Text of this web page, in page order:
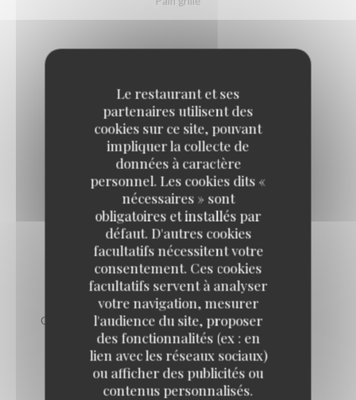
Le restaurant et ses
partenaires utilisent des
cookies sur ce site, pouvant
impliquer la collecte de
données à caractère
personnel. Les cookies dits «
nécessaires » sont
obligatoires et installés par
défaut. D'autres cookies
facultatifs nécessitent votre
consentement. Ces cookies
facultatifs servent à analyser
votre navigation, mesurer
l'audience du site, proposer
des fonctionnalités (ex : en
lien avec les réseaux sociaux)
ou afficher des publicités ou
contenus personnalisés.
sorbet abricot
ÎLE FLOTTANTE
Pralines roses, crème anglaise
MILLEFEUILLE BRASSERIE
A la vanille Bourbon
COUPE DE GLACE OU SORBET DU MOMENT